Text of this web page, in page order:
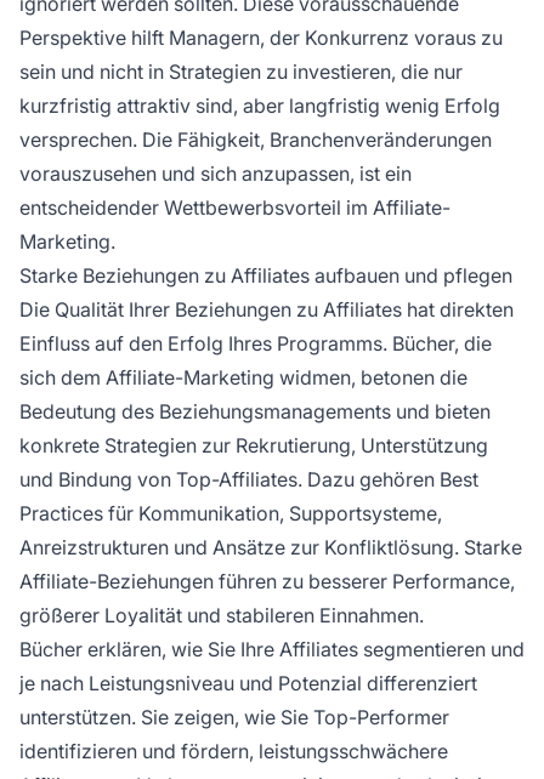
Perspektive hilft Managern, der Konkurrenz voraus zu
sein und nicht in Strategien zu investieren, die nur
kurzfristig attraktiv sind, aber langfristig wenig Erfolg
versprechen. Die Fähigkeit, Branchenveränderungen
vorauszusehen und sich anzupassen, ist ein
entscheidender Wettbewerbsvorteil im Affiliate-
Marketing.
Starke Beziehungen zu Affiliates aufbauen und pflegen
Die Qualität Ihrer Beziehungen zu Affiliates hat direkten
Einfluss auf den Erfolg Ihres Programms. Bücher, die
sich dem Affiliate-Marketing widmen, betonen die
Bedeutung des Beziehungsmanagements und bieten
konkrete Strategien zur Rekrutierung, Unterstützung
und Bindung von Top-Affiliates. Dazu gehören Best
Practices für Kommunikation, Supportsysteme,
Anreizstrukturen und Ansätze zur Konfliktlösung. Starke
Affiliate-Beziehungen führen zu besserer Performance,
größerer Loyalität und stabileren Einnahmen.
Bücher erklären, wie Sie Ihre Affiliates segmentieren und
je nach Leistungsniveau und Potenzial differenziert
unterstützen. Sie zeigen, wie Sie Top-Performer
identifizieren und fördern, leistungsschwächere